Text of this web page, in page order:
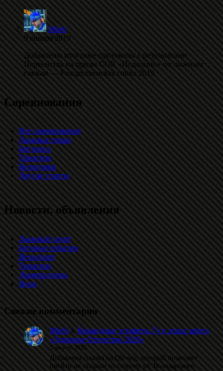
Minfo
9 января 2019
Добавлены итоговые протоколы с результатами
Первенства на призы СОК «Подолино» по лыжным
гонкам — Рождественская гонка 2019.
Соревнования
Все соревнования
Лыжные гонки
Бег/кросс
Триатлон
Велогонки
Другие старты
Новости, объявления
Лыжный спорт
Беговые события
Велоспорт
Триатлон
Лыжероллеры
Иное
Свежие комментарии
MinfoкКомандные эстафеты 7-го этапа забега
«Здоровое Отечество 2026»
5 августа 2026
Добавлена ссылка на QR-код, который позволяет
пройти на стадион со сторону ул. Володарского.